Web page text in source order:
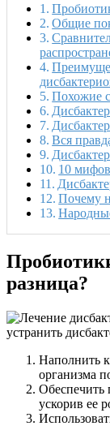
Общие
Похожие
Вся
10
Почему
разница?
устранить
Наполнить
организма
Обеспечить
ускорив ее